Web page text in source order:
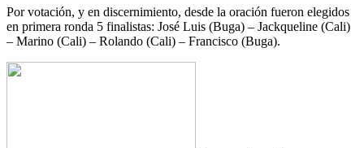
Por votación, y en discernimiento, desde la oración fueron elegidos
en primera ronda 5 finalistas: José Luis (Buga) – Jackqueline (Cali)
– Marino (Cali) – Rolando (Cali) – Francisco (Buga).